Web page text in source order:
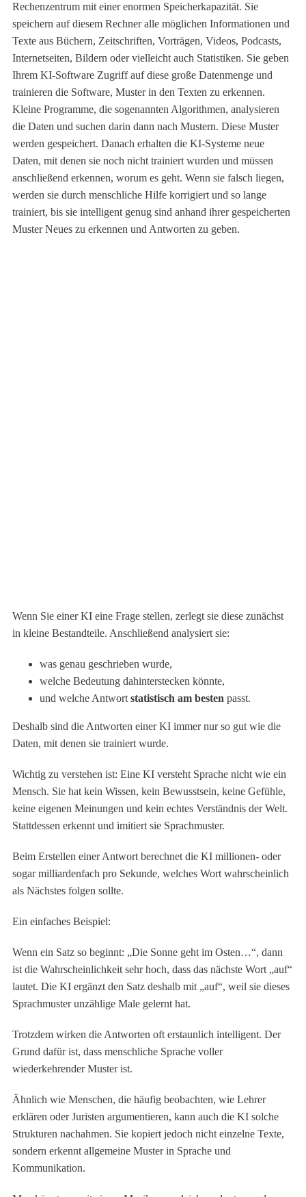
Rechenzentrum mit einer enormen Speicherkapazität. Sie
speichern auf diesem Rechner alle möglichen Informationen und
Texte aus Büchern, Zeitschriften, Vorträgen, Videos, Podcasts,
Internetseiten, Bildern oder vielleicht auch Statistiken. Sie geben
Ihrem KI-Software Zugriff auf diese große Datenmenge und
trainieren die Software, Muster in den Texten zu erkennen.
Kleine Programme, die sogenannten Algorithmen, analysieren
die Daten und suchen darin dann nach Mustern. Diese Muster
werden gespeichert. Danach erhalten die KI-Systeme neue
Daten, mit denen sie noch nicht trainiert wurden und müssen
anschließend erkennen, worum es geht. Wenn sie falsch liegen,
werden sie durch menschliche Hilfe korrigiert und so lange
trainiert, bis sie intelligent genug sind anhand ihrer gespeicherten
Muster Neues zu erkennen und Antworten zu geben.
Wenn Sie einer KI eine Frage stellen, zerlegt sie diese zunächst
in kleine Bestandteile. Anschließend analysiert sie:
was genau geschrieben wurde,
welche Bedeutung dahinterstecken könnte,
und welche Antwort statistisch am besten passt.
Deshalb sind die Antworten einer KI immer nur so gut wie die
Daten, mit denen sie trainiert wurde.
Wichtig zu verstehen ist: Eine KI versteht Sprache nicht wie ein
Mensch. Sie hat kein Wissen, kein Bewusstsein, keine Gefühle,
keine eigenen Meinungen und kein echtes Verständnis der Welt.
Stattdessen erkennt und imitiert sie Sprachmuster.
Beim Erstellen einer Antwort berechnet die KI millionen- oder
sogar milliardenfach pro Sekunde, welches Wort wahrscheinlich
als Nächstes folgen sollte.
Ein einfaches Beispiel:
Wenn ein Satz so beginnt: „Die Sonne geht im Osten…“, dann
ist die Wahrscheinlichkeit sehr hoch, dass das nächste Wort „auf“
lautet. Die KI ergänzt den Satz deshalb mit „auf“, weil sie dieses
Sprachmuster unzählige Male gelernt hat.
Trotzdem wirken die Antworten oft erstaunlich intelligent. Der
Grund dafür ist, dass menschliche Sprache voller
wiederkehrender Muster ist.
Ähnlich wie Menschen, die häufig beobachten, wie Lehrer
erklären oder Juristen argumentieren, kann auch die KI solche
Strukturen nachahmen. Sie kopiert jedoch nicht einzelne Texte,
sondern erkennt allgemeine Muster in Sprache und
Kommunikation.